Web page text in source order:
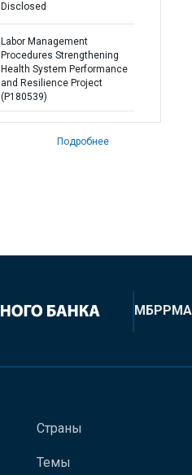
Disclosed
Labor Management
Procedures Strengthening
Health System Performance
and Resilience Project
(P180539)
Подробнее
МБРР
Страны
Темы